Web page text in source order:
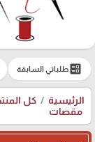
ballotطلباتي السابقة
الرئيسية كل
مقصات